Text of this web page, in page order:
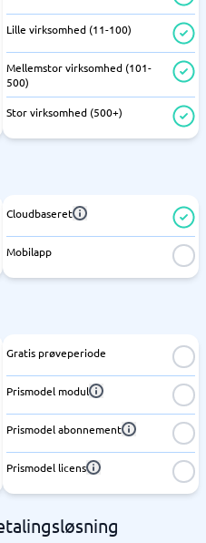
Lille virksomhed (11-100)
Mellemstor virksomhed (101-
500)
Stor virksomhed (500+)
Cloudbaseret
Mobilapp
Gratis prøveperiode
Prismodel modul
Prismodel abonnement
Prismodel licens